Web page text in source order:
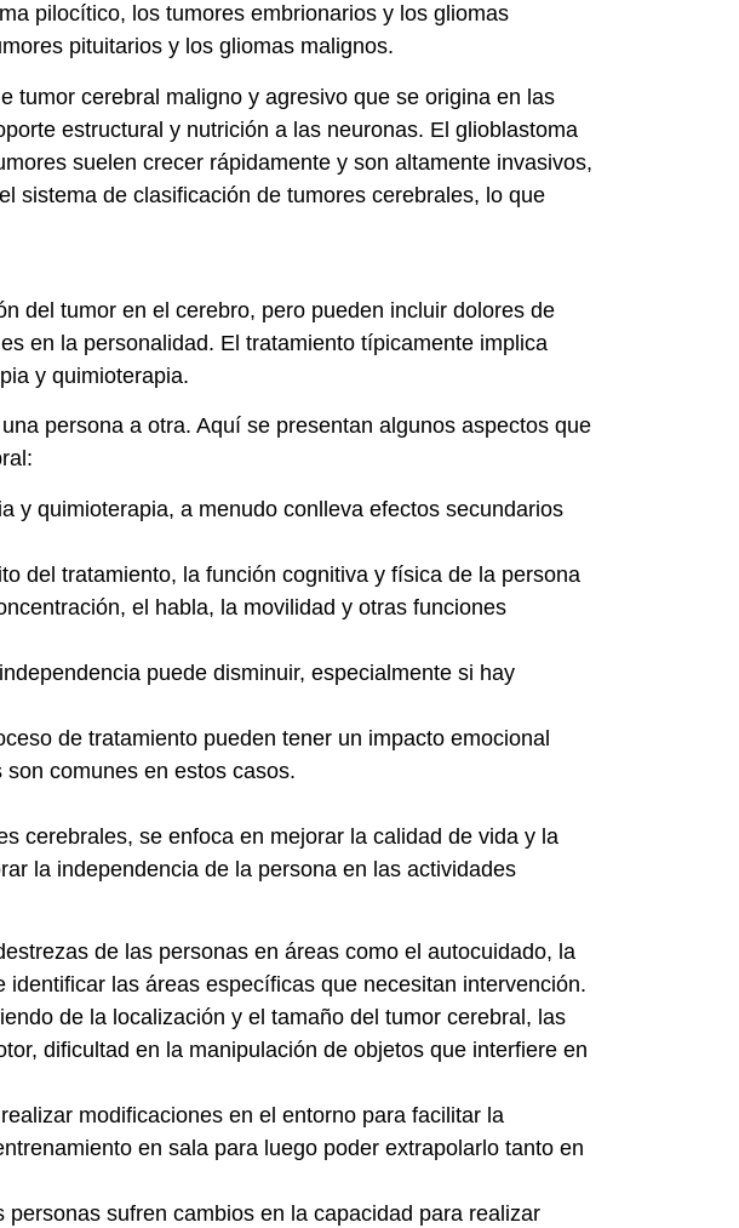
pilocítico, los tumores embrionarios y los gliomas
pituitarios y los gliomas malignos.
tumor cerebral maligno y agresivo que se origina en las
estructural y nutrición a las neuronas. El glioblastoma
suelen crecer rápidamente y son altamente invasivos,
sistema de clasificación de tumores cerebrales, lo que
del tumor en el cerebro, pero pueden incluir dolores de
en la personalidad. El tratamiento típicamente implica
y quimioterapia.
persona a otra. Aquí se presentan algunos aspectos que
y quimioterapia, a menudo conlleva efectos secundarios
del tratamiento, la función cognitiva y física de la persona
el habla, la movilidad y otras funciones
puede disminuir, especialmente si hay
de tratamiento pueden tener un impacto emocional
comunes en estos casos.
cerebrales, se enfoca en mejorar la calidad de vida y la
la independencia de la persona en las actividades
de las personas en áreas como el autocuidado, la
las áreas específicas que necesitan intervención.
de la localización y el tamaño del tumor cerebral, las
dificultad en la manipulación de objetos que interfiere en
modificaciones en el entorno para facilitar la
en sala para luego poder extrapolarlo tanto en
sufren cambios en la capacidad para realizar